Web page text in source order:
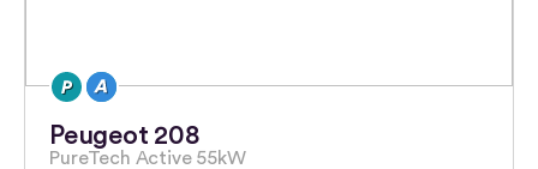
Peugeot 208
PureTech Active 55kW